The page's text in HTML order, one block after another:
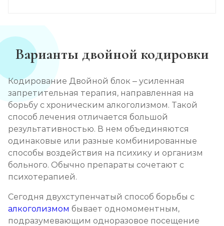
Кодирование Аквилонгом
от 4 000 ₽ Записаться
Кодирование Алгоминалом
от 3 500 ₽ Записаться
Кодирование препаратом Тетлонг 250
от 4 500 ₽ Записаться
Кодирование Колме
Записаться
Кодирование с провокацией
Варианты двойной кодировки
Кодирование Двойной блок – усиленная
запретительная терапия, направленная на
борьбу с хроническим алкоголизмом. Такой
способ лечения отличается большой
результативностью. В нем объединяются
одинаковые или разные комбинированные
способы воздействия на психику и организм
больного. Обычно препараты сочетают с
психотерапией.
Сегодня двухступенчатый способ борьбы с
алкоголизмом бывает одномоментным,
подразумевающим одноразовое посещение